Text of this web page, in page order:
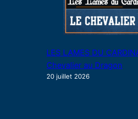
LES LAMES DU
Chevalier au Dragon
20 juillet 2026